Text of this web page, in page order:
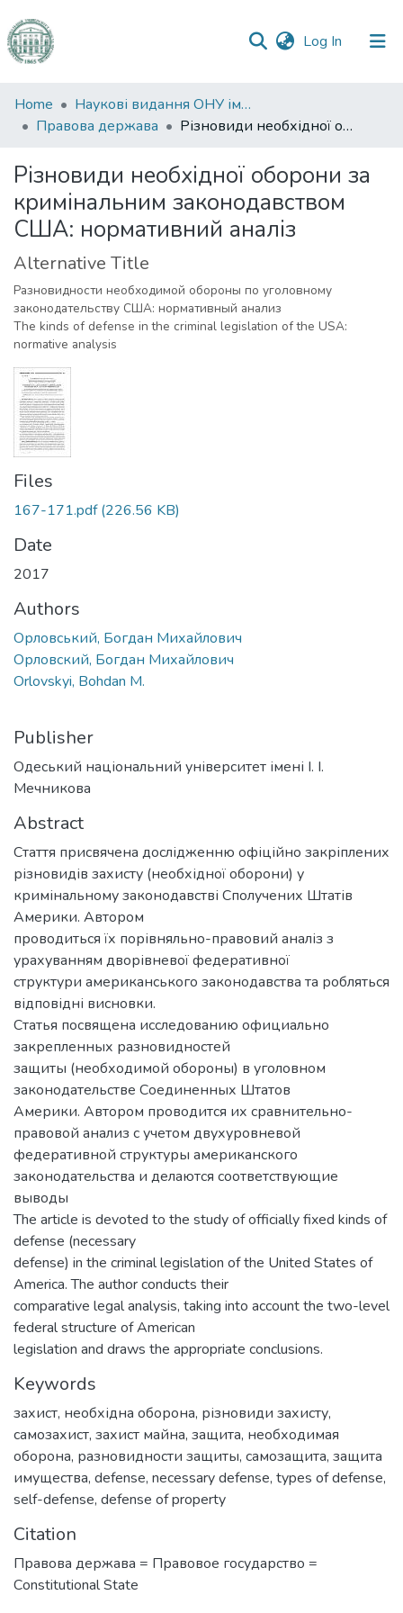
Log In (current)
Communities
&
All of DSpace
Statistics
Home
Наукові видання ОНУ імені І. І. Мечникова
Правова держава
Різновиди необхідної оборони за кримінальним законодавством США: нормативний аналіз
Різновиди необхідної оборони за
кримінальним законодавством
США: нормативний аналіз
Alternative Title
Разновидности необходимой обороны по уголовному
законодательству США: нормативный анализ
The kinds of defense in the criminal legislation of the USA:
normative analysis
Files
167-171.pdf(226.56 KB)
Date
2017
Authors
Орловський, Богдан Михайлович
Орловский, Богдан Михайлович
Orlovskyi, Bohdan M.
Publisher
Одеський національний університет імені І. І.
Мечникова
Abstract
Стаття присвячена дослідженню офіційно закріплених
різновидів захисту (необхідної оборони) у
кримінальному законодавстві Сполучених Штатів
Америки. Автором
проводиться їх порівняльно-правовий аналіз з
урахуванням дворівневої федеративної
структури американського законодавства та робляться
відповідні висновки.
Статья посвящена исследованию официально
закрепленных разновидностей
защиты (необходимой обороны) в уголовном
законодательстве Соединенных Штатов
Америки. Автором проводится их сравнительно-
правовой анализ с учетом двухуровневой
федеративной структуры американского
законодательства и делаются соответствующие
выводы
The article is devoted to the study of officially fixed kinds of
defense (necessary
defense) in the criminal legislation of the United States of
America. The author conducts their
comparative legal analysis, taking into account the two-level
federal structure of American
legislation and draws the appropriate conclusions.
Keywords
захист, необхідна оборона, різновиди захисту,
самозахист, захист майна, защита, необходимая
оборона, разновидности защиты, самозащита, защита
имущества, defense, necessary defense, types of defense,
self-defense, defense of property
Citation
Правова держава = Правовое государство =
Сonstitutional State